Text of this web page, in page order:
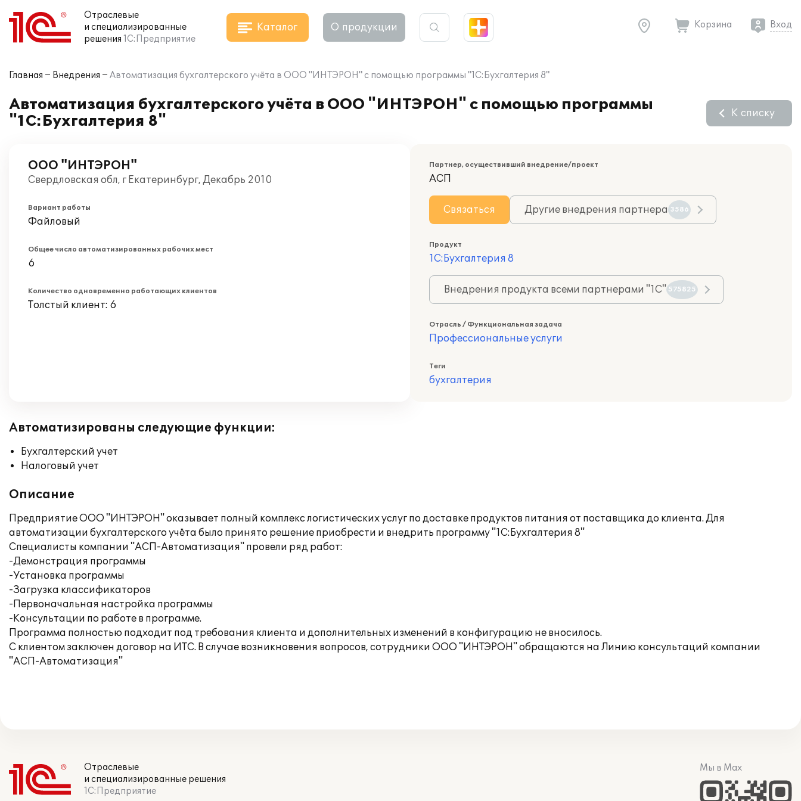
Отраслевые
и специализированные
решения 1С:Предприятие
Каталог О продукции Корзина Вход
Главная Внедрения Автоматизация бухгалтерского учёта в ООО "ИНТЭРОН" с помощью программы "1С:Бухгалтерия 8"
Автоматизация бухгалтерского учёта в ООО "ИНТЭРОН" с помощью программы
"1С:Бухгалтерия 8"
К списку
ООО "ИНТЭРОН"
Свердловская обл, г Екатеринбург, Декабрь 2010
Вариант работы
Файловый
Общее число автоматизированных рабочих мест
6
Количество одновременно работающих клиентов
Толстый клиент: 6
Партнер, осуществивший внедрение/проект
АСП
Связаться Другие внедрения партнера 3586
Продукт
1С:Бухгалтерия 8
Внедрения продукта всеми партнерами "1С" 575825
Отрасль / Функциональная задача
Профессиональные услуги
Теги
бухгалтерия
Автоматизированы следующие функции:
Бухгалтерский учет
Налоговый учет
Описание
Предприятие ООО "ИНТЭРОН" оказывает полный комплекс логистических услуг по доставке продуктов питания от поставщика до клиента. Для
автоматизации бухгалтерского учёта было принято решение приобрести и внедрить программу "1С:Бухгалтерия 8"
Специалисты компании "АСП-Автоматизация" провели ряд работ:
-Демонстрация программы
-Установка программы
-Загрузка классификаторов
-Первоначальная настройка программы
-Консультации по работе в программе.
Программа полностью подходит под требования клиента и дополнительных изменений в конфигурацию не вносилось.
С клиентом заключен договор на ИТС. В случае возникновения вопросов, сотрудники ООО "ИНТЭРОН" обращаются на Линию консультаций компании
"АСП-Автоматизация"
Отраслевые
и специализированные решения
1С:Предприятие
Мы в Max